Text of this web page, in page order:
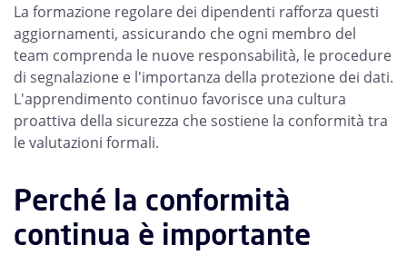
La formazione regolare dei dipendenti rafforza questi
aggiornamenti, assicurando che ogni membro del
team comprenda le nuove responsabilità, le procedure
di segnalazione e l'importanza della protezione dei dati.
L'apprendimento continuo favorisce una cultura
proattiva della sicurezza che sostiene la conformità tra
le valutazioni formali.
Perché la conformità
continua è importante